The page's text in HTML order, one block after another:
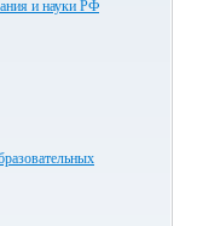
и науки РФ